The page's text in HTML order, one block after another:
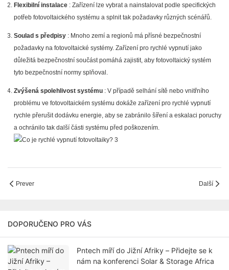
Flexibilní instalace : Zařízení lze vybrat a nainstalovat podle specifických
potřeb fotovoltaického systému a splnit tak požadavky různých scénářů.
Soulad s předpisy : Mnoho zemí a regionů má přísné bezpečnostní
požadavky na fotovoltaické systémy. Zařízení pro rychlé vypnutí jako
důležitá bezpečnostní součást pomáhá zajistit, aby fotovoltaický systém
tyto bezpečnostní normy splňoval.
Zvýšená spolehlivost systému : V případě selhání sítě nebo vnitřního
problému ve fotovoltaickém systému dokáže zařízení pro rychlé vypnutí
rychle přerušit dodávku energie, aby se zabránilo šíření a eskalaci poruchy
a ochránilo tak další části systému před poškozením.
Prever Další
DOPORUČENO PRO VÁS
Pntech míří do Jižní Afriky – Přidejte se k
nám na konferenci Solar & Storage Africa